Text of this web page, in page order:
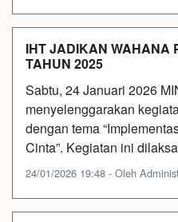
IHT JADIKAN WAHANA
TAHUN 2025
Sabtu, 24 Januari 2026
menyelenggarakan
dengan tema
Cinta”. Kegiatan ini
24/01/2026 19:48 - Oleh